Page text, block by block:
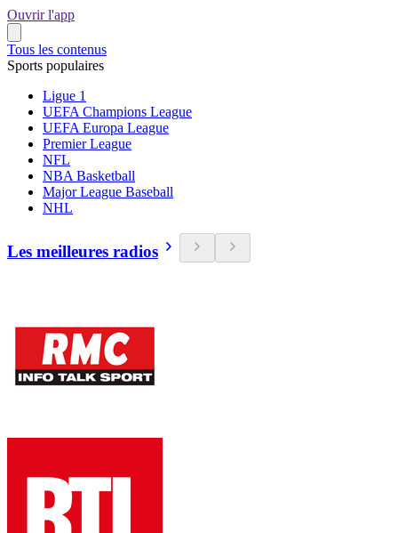
Ouvrir l'app
Tous les contenus
Sports populaires
Ligue 1
UEFA Champions League
UEFA Europa League
Premier League
NFL
NBA Basketball
Major League Baseball
NHL
Les meilleures radios